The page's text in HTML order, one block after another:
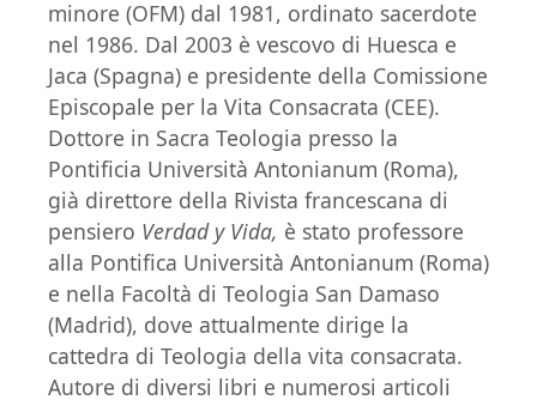
minore (OFM) dal 1981, ordinato sacerdote
nel 1986. Dal 2003 è vescovo di Huesca e
Jaca (Spagna) e presidente della Comissione
Episcopale per la Vita Consacrata (CEE).
Dottore in Sacra Teologia presso la
Pontificia Università Antonianum (Roma),
già direttore della Rivista francescana di
pensiero Verdad y Vida, è stato professore
alla Pontifica Università Antonianum (Roma)
e nella Facoltà di Teologia San Damaso
(Madrid), dove attualmente dirige la
cattedra di Teologia della vita consacrata.
Autore di diversi libri e numerosi articoli